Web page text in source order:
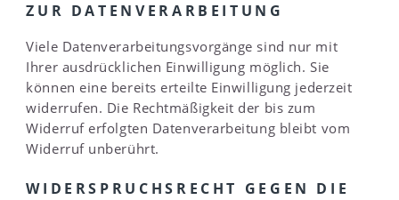
ZUR DATENVERARBEITUNG
Viele Datenverarbeitungsvorgänge sind nur mit
Ihrer ausdrücklichen Einwilligung möglich. Sie
können eine bereits erteilte Einwilligung jederzeit
widerrufen. Die Rechtmäßigkeit der bis zum
Widerruf erfolgten Datenverarbeitung bleibt vom
Widerruf unberührt.
WIDERSPRUCHSRECHT GEGEN DIE